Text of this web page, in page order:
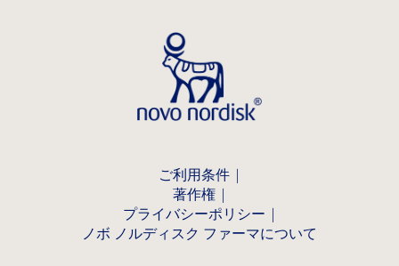
ご利用条件
著作権
プライバシーポリシー
ノボ ノルディスク ファーマについて